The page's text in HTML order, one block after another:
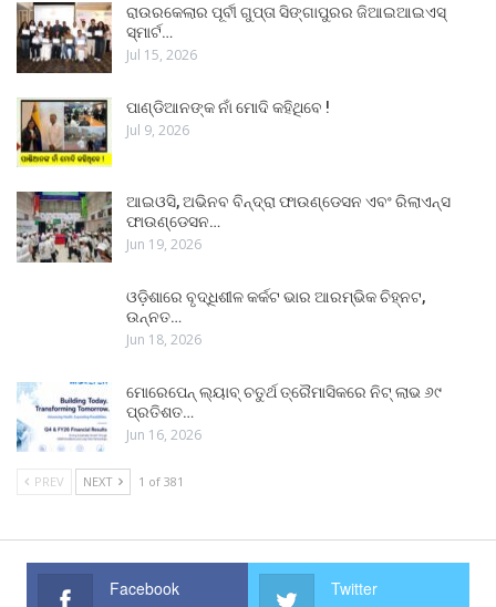
ରାଉରକେଲାର ପୂର୍ବୀ ଗୁପ୍ତା ସିଙ୍ଗାପୁରର ଜିଆଇଆଇଏସ୍
ସ୍ମାର୍ଟ…
Jul 15, 2026
ପାଣ୍ଡିଆନଙ୍କ ନାଁ ମୋଦି କହିଥିବେ !
Jul 9, 2026
ଆଇଓସି, ଅଭିନବ ବିନ୍ଦ୍ରା ଫାଉଣ୍ଡେସନ ଏବଂ ରିଲାଏନ୍ସ
ଫାଉଣ୍ଡେସନ…
Jun 19, 2026
ଓଡ଼ିଶାରେ ବୃଦ୍ଧିଶୀଳ କର୍କଟ ଭାର ଆରମ୍ଭିକ ଚିହ୍ନଟ,
ଉନ୍ନତ…
Jun 18, 2026
ମୋରେପେନ୍ ଲ୍ୟାବ୍ ଚତୁର୍ଥ ତ୍ରୈମାସିକରେ ନିଟ୍ ଲାଭ ୬୯
ପ୍ରତିଶତ…
Jun 16, 2026
PREV NEXT 1 of 381
Facebook Twitter